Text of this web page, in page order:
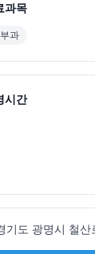
과목
과
시간
기도 광명시 철